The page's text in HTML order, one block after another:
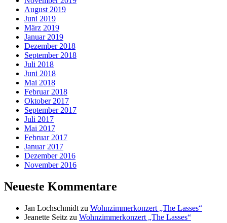
August 2019
Juni 2019
März 2019
Januar 2019
Dezember 2018
September 2018
Juli 2018
Juni 2018
Mai 2018
Februar 2018
Oktober 2017
September 2017
Juli 2017
Mai 2017
Februar 2017
Januar 2017
Dezember 2016
November 2016
Neueste Kommentare
Jan Lochschmidt zu Wohnzimmerkonzert „The Lasses“
Jeanette Seitz zu Wohnzimmerkonzert „The Lasses“